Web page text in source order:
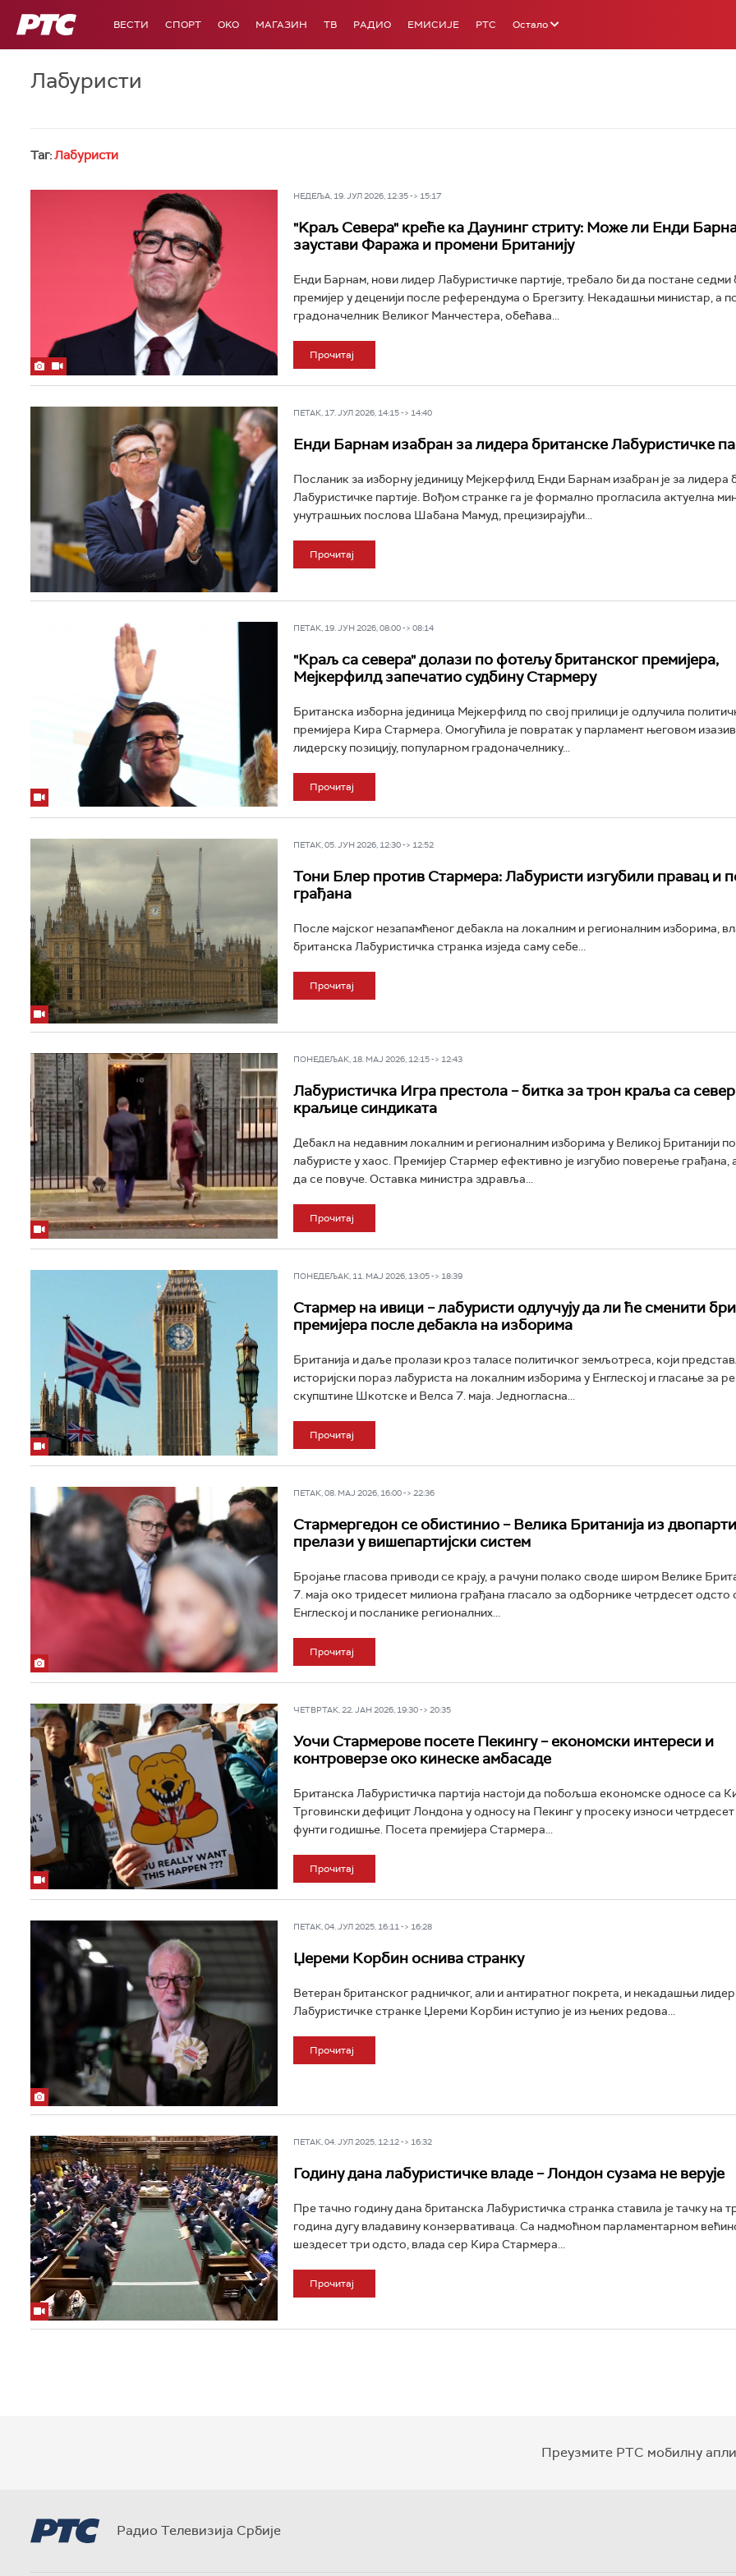
РТС ВЕСТИ СПОРТ OKO МАГАЗИН ТВ РАДИО ЕМИСИЈЕ РТС Остало
Лабуристи
Таг:Лабуристи
НЕДЕЉА, 19. ЈУЛ 2026, 12:35 -> 15:17
"Kраљ Севера" креће ка Даунинг стриту: Може ли Енди
заустави Фаража и промени Британију
Енди Барнам, нови лидер Лабуристичке партије, требало би да постане седми
премијер у деценији после референдума о Брегзиту. Некадашњи министар, а
градоначелник Великог Манчестера, обећава...
Прочитај
ПЕТАК, 17. ЈУЛ 2026, 14:15 -> 14:40
Енди Барнам изабран за лидера британске Лабуристичке
Посланик за изборну јединицу Мејкерфилд Енди Барнам изабран је за лидера
Лабуристичке партије. Вођом странке га је формално прогласила актуелна
унутрашњих послова Шабана Мамуд, прецизирајући...
Прочитај
ПЕТАК, 19. ЈУН 2026, 08:00 -> 08:14
"Краљ са севера" долази по фотељу британског премијера,
Мејкерфилд запечатио судбину Стармеру
Британска изборна јединица Мејкерфилд по свој прилици је одлучила
премијера Кира Стармера. Омогућила је повратак у парламент његовом
лидерску позицију, популарном градоначелнику...
Прочитај
ПЕТАК, 05. ЈУН 2026, 12:30 -> 12:52
Тони Блер против Стармера: Лабуристи изгубили правац и
грађана
После мајског незапамћеног дебакла на локалним и регионалним изборима,
британска Лабуристичка странка изједа саму себе...
Прочитај
ПОНЕДЕЉАК, 18. МАЈ 2026, 12:15 -> 12:43
Лабуристичка Игра престола – битка за трон краља са
краљице синдиката
Дебакл на недавним локалним и регионалним изборима у Великој Британији
лабуристе у хаос. Премијер Стармер ефективно је изгубио поверење грађана,
да се повуче. Оставка министра здравља...
Прочитај
ПОНЕДЕЉАК, 11. МАЈ 2026, 13:05 -> 18:39
Стармер на ивици – лабуристи одлучују да ли ће сменити
премијера после дебакла на изборима
Британија и даље пролази кроз таласе политичког земљотреса, који
историјски пораз лабуриста на локалним изборима у Енглеској и гласање за
скупштине Шкотске и Велса 7. маја. Једногласна...
Прочитај
ПЕТАК, 08. МАЈ 2026, 16:00 -> 22:36
Стармергедон се обистинио – Велика Британија из
прелази у вишепартијски систем
Бројање гласова приводи се крају, а рачуни полако своде широм Велике
7. маја око тридесет милиона грађана гласало за одборнике четрдесет одсто
Енглеској и посланике регионалних...
Прочитај
ЧЕТВРТАК, 22. ЈАН 2026, 19:30 -> 20:35
Уочи Стармерове посете Пекингу – економски интереси и
контроверзе око кинеске амбасаде
Британска Лабуристичка партија настоји да побољша економске односе са
Трговински дефицит Лондона у односу на Пекинг у просеку износи четрдесет
фунти годишње. Посета премијера Стармера...
Прочитај
ПЕТАК, 04. ЈУЛ 2025, 16:11 -> 16:28
Џереми Корбин оснива странку
Ветеран британског радничког, али и антиратног покрета, и некадашњи лидер
Лабуристичке странке Џереми Корбин иступио је из њених редова...
Прочитај
ПЕТАК, 04. ЈУЛ 2025, 12:12 -> 16:32
Годину дана лабуристичке владе – Лондон сузама не верује
Пре тачно годину дана британска Лабуристичка странка ставила је тачку на
година дугу владавину конзервативаца. Са надмоћном парламентарном
шездесет три одсто, влада сер Кира Стармера...
Прочитај
Преузмите РТС мобилну
Радио Телевизија Србије